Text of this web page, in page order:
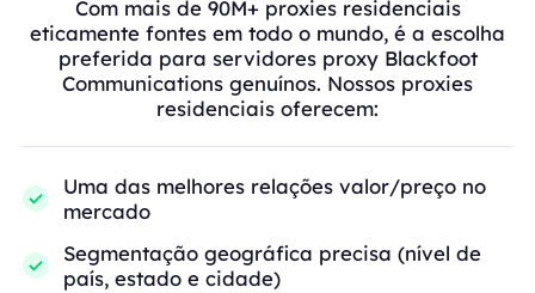
Com mais de 90M+ proxies residenciais
eticamente fontes em todo o mundo, é a escolha
preferida para servidores proxy Blackfoot
Communications genuínos. Nossos proxies
residenciais oferecem:
Uma das melhores relações valor/preço no
mercado
Segmentação geográfica precisa (nível de
país, estado e cidade)